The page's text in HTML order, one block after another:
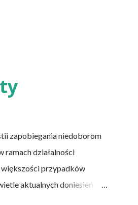
zapobiegania niedoborom
ramach działalności
przypadków
aktualnych doniesień